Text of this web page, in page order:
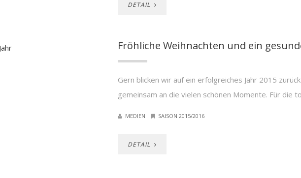
DETAIL
Fröhliche Weihnachten und ein
Gern blicken wir auf ein erfolgreiches Jahr 2015
gemeinsam an die vielen schönen Momente. Für die
MEDIEN SAISON 2015/2016
DETAIL